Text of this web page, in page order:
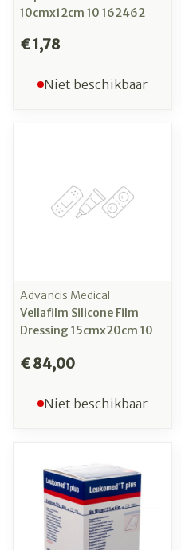
10cmx12cm 10 162462
€ 1,78
Niet beschikbaar
Advancis Medical
Vellafilm Silicone Film
Dressing 15cmx20cm 10
€ 84,00
Niet beschikbaar